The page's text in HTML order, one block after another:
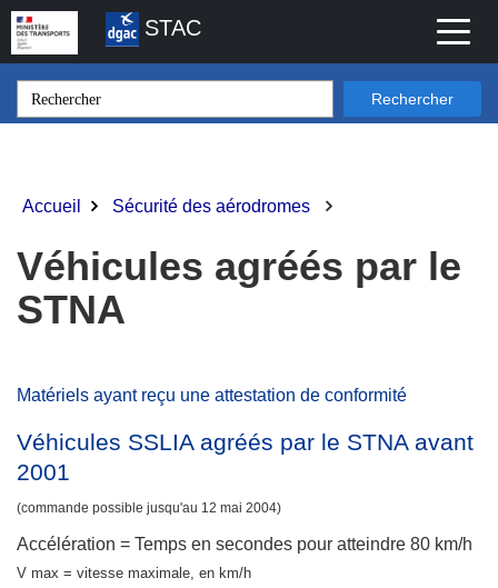
Aller
au
contenu
principal
Toggle
STAC
Rechercher
d'Ariane
Accueil Sécurité des aérodromes
Véhicules agréés par le
STNA
Matériels ayant reçu une attestation de conformité
Véhicules SSLIA agréés par le STNA avant
2001
(commande possible jusqu'au 12 mai 2004)
Accélération = Temps en secondes pour atteindre 80 km/h
V max = vitesse maximale, en km/h